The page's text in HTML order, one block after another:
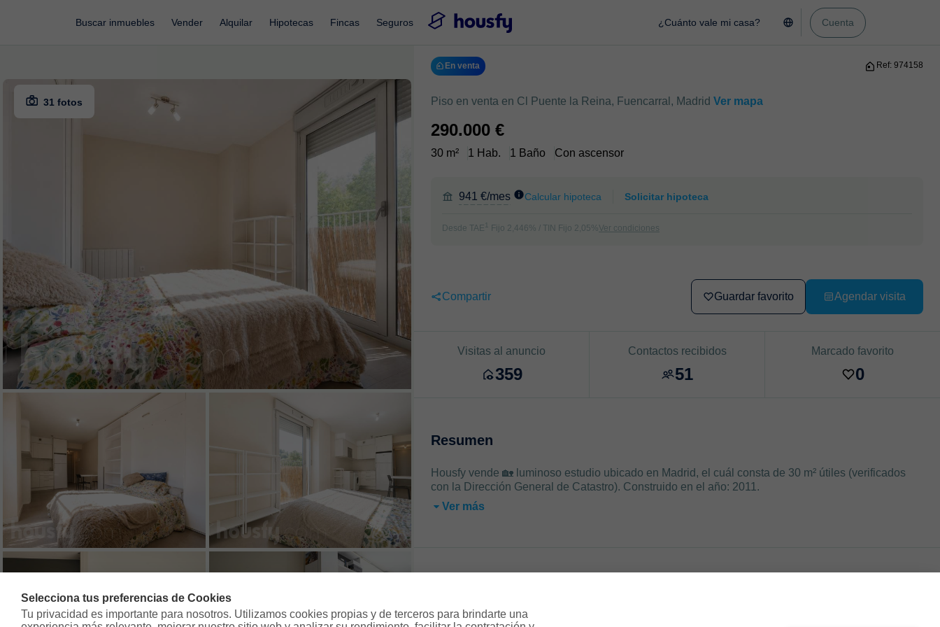
Selecciona tus preferencias de Cookies
Tu privacidad es importante para nosotros. Utilizamos cookies propias y de terceros para brindarte una
Buscar inmuebles Vender Alquilar Hipotecas Fincas Seguros ¿Cuánto vale mi casa? Cuenta
31 fotos
En venta Ref: 974158
Piso en venta en Cl Puente la Reina, Fuencarral, Madrid Ver mapa
290.000 €
30 m² 1 Hab. 1 Baño Con ascensor
941 €/mes Calcular hipoteca Solicitar hipoteca
Desde TAE 1 Fijo 2,446% / TIN Fijo 2,05% Ver condiciones
Compartir Guardar favorito Agendar visita
Visitas al anuncio
359
Contactos recibidos
51
Marcado favorito
0
Resumen
Housfy vende 🏡 luminoso estudio ubicado en Madrid, el cuál consta de 30 m² útiles (verificados
con la Dirección General de Catastro). Construido en el año: 2011.
Ver más